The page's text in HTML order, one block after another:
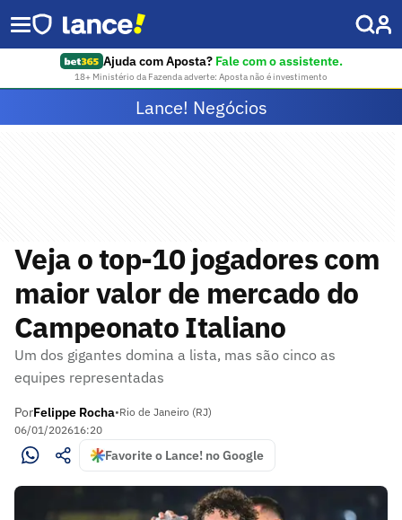
Ajuda com Aposta? Fale com o assistente.
18+ Ministério da Fazenda adverte: Aposta não é investimento
Lance! Negócios
Veja o top-10 jogadores com
maior valor de mercado do
Campeonato Italiano
Um dos gigantes domina a lista, mas são cinco as
equipes representadas
PorFelippe Rocha•Rio de Janeiro (RJ)
06/01/202616:20
Favorite o Lance! no Google